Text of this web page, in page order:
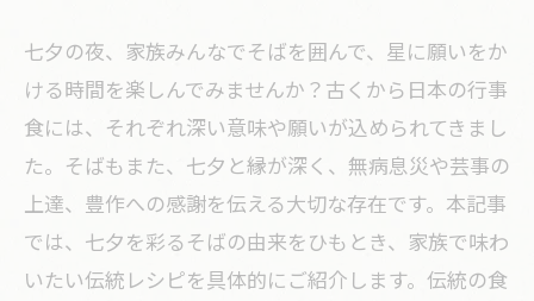
七夕の夜、家族みんなでそばを囲んで、星に願いをか
ける時間を楽しんでみませんか？古くから日本の行事
食には、それぞれ深い意味や願いが込められてきまし
た。そばもまた、七夕と縁が深く、無病息災や芸事の
上達、豊作への感謝を伝える大切な存在です。本記事
では、七夕を彩るそばの由来をひもとき、家族で味わ
いたい伝統レシピを具体的にご紹介します。伝統の食